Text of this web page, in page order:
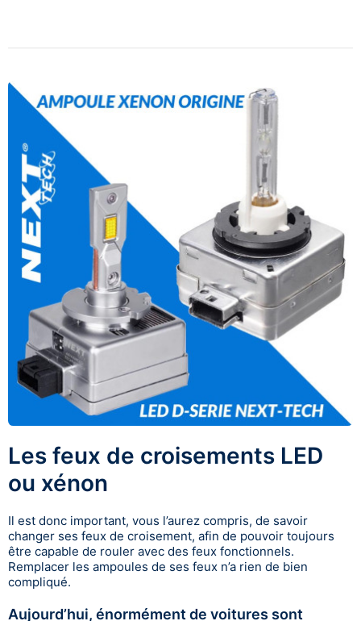
Les feux de croisements LED
ou xénon
Il est donc important, vous l’aurez compris, de savoir
changer ses feux de croisement, afin de pouvoir toujours
être capable de rouler avec des feux fonctionnels.
Remplacer les ampoules de ses feux n’a rien de bien
compliqué.
Aujourd’hui, énormément de voitures sont